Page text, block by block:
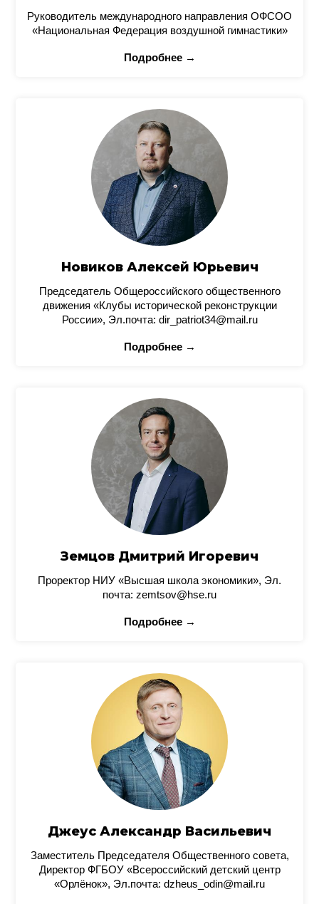
Руководитель международного направления ОФСОО
«Национальная Федерация воздушной гимнастики»
Подробнее →
Новиков Алексей Юрьевич
Председатель Общероссийского общественного
движения «Клубы исторической реконструкции
России», Эл.почта: dir_patriot34@mail.ru
Подробнее →
Земцов Дмитрий Игоревич
Проректор НИУ «Высшая школа экономики», Эл.
почта: zemtsov@hse.ru
Подробнее →
Джеус Александр Васильевич
Заместитель Председателя Общественного совета,
Директор ФГБОУ «Всероссийский детский центр
«Орлёнок», Эл.почта: dzheus_odin@mail.ru